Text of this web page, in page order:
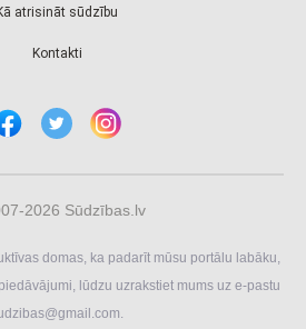
atrisināt sūdzību
Kontakti
2026 Sūdzības.lv
domas, ka padarīt mūsu portālu labāku,
lūdzu uzrakstiet mums uz e-pastu